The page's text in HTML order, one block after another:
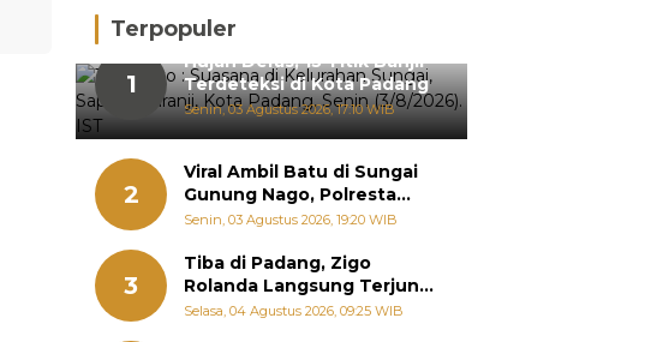
Terpopuler
1
Hujan Deras, 15 Titik Banjir
Terdeteksi di Kota Padang
Senin, 03 Agustus 2026, 17:10 WIB
2
Viral Ambil Batu di Sungai
Gunung Nago, Polresta
Padang Ungkap Fakta
Senin, 03 Agustus 2026, 19:20 WIB
3
Tiba di Padang, Zigo
Rolanda Langsung Terjun
Bantu Warga Terdampak
Selasa, 04 Agustus 2026, 09:25 WIB